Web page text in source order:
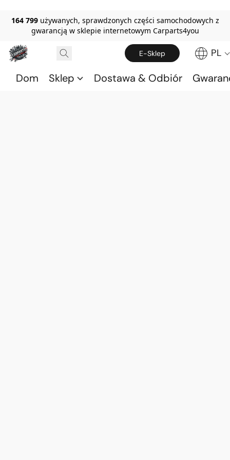
164 799 używanych, sprawdzonych części samochodowych z
gwarancją w sklepie internetowym Carparts4you
E-Sklep PL
Dom Sklep Dostawa & Odbiór